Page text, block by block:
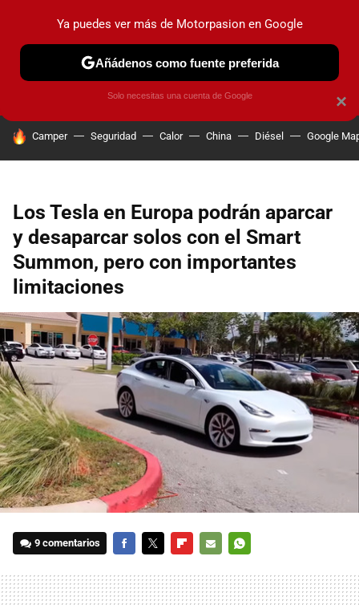
PRUEBAS COCHES ELÉCTRICOS OBSERVATORIO
HOY SE HABLA DE
Camper Seguridad Calor China Diésel Google
Los Tesla en Europa podrán aparcar
y desaparcar solos con el Smart
Summon, pero con importantes
limitaciones
9 comentarios
MAIL
×
Ya puedes ver más de Motorpasion en Google
Añádenos como fuente preferida
Solo necesitas una cuenta de Google